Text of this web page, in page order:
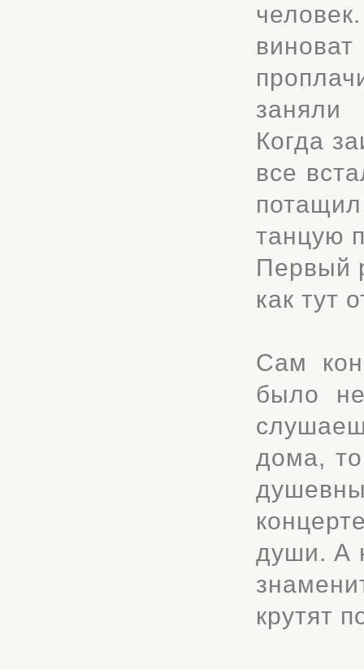
заняли
Когда
все
танцую
Первый
как тут
Сам
было
дома,
души. А
крутят